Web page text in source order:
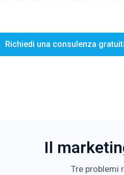
Richiedi una consulenza
Il
Tre problemi